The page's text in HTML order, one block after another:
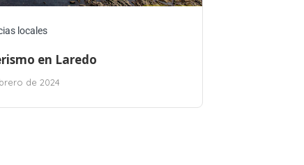
locales
en Laredo
de 2024